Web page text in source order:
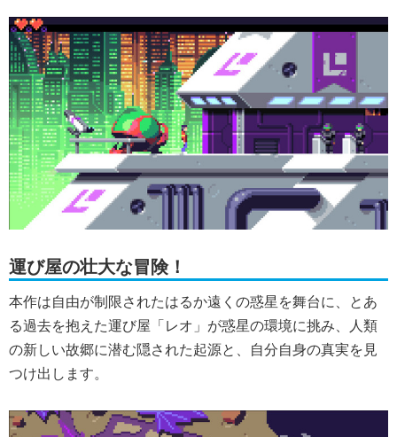
運び屋の壮大な冒険！
本作は自由が制限されたはるか遠くの惑星を舞台に、とあ
る過去を抱えた運び屋「レオ」が惑星の環境に挑み、人類
の新しい故郷に潜む隠された起源と、自分自身の真実を見
つけ出します。